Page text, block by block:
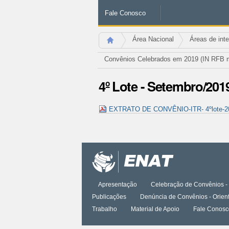
Fale Conosco
Área Nacional Áreas de
Convênios Celebrados em 2019 (IN RFB
4º Lote - Setembro/
EXTRATO DE CONVÊNIO-ITR- 4ºlote-
documento
Apresentação Celebração de Convênios
Publicações
Denúncia de Convênios -
Trabalho
Material de Apoio Fale